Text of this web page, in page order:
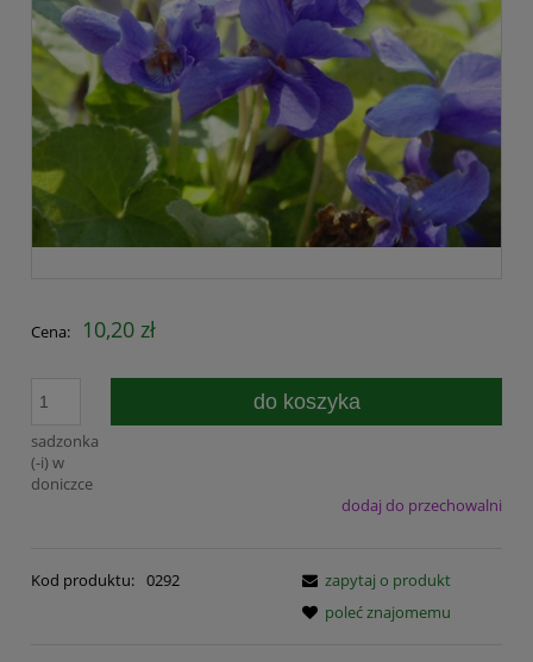
Cena: 10,20 zł
sadzonka
(-i) w
doniczce
do koszyka
dodaj do przechowalni
Kod produktu: 0292
zapytaj o produkt
poleć znajomemu